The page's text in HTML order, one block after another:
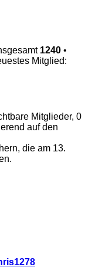
1240 •
Mitglied:
Mitglieder, 0
auf den
die am 13.